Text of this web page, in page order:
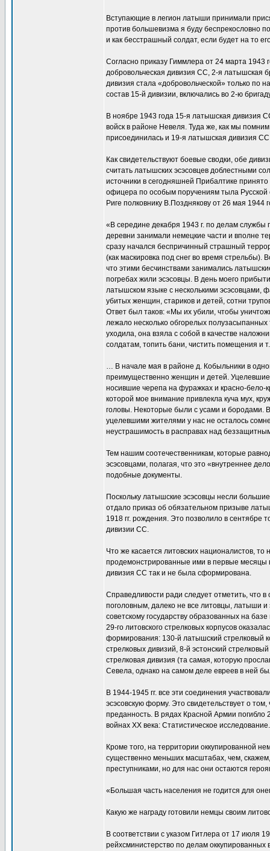
Вступающие в легион латыши принимали
против большевизма я буду беспрекословно
и как бесстрашный солдат, если будет на то
Согласно приказу Гиммлера от 24 марта
добровольческая дивизия СС, 2-я латышская
дивизия стала «добровольческой» только по
состав 15-й дивизии, включались во 2-ю
В ноябре 1943 года 15-я латышская дивизия
войск в районе Невеля. Туда же, как мы
присоединилась и 19-я латышская дивизия
Как свидетельствуют боевые сводки, обе
считать латышских эсэсовцев доблестными
источники в сегодняшней Прибалтике
офицера по особым поручениям тыла
Риге полковнику В.Позднякову от 26 мая 1944
«В середине декабря 1943 г. по делам
деревни занимали немецкие части и вполне
сразу начался беспричинный страшный
(как маскировка под снег во время
что этими бесчинствами занимались
погребах жили эсэсовцы. В день моего
латышском языке с несколькими эсэсовцами,
убитых женщин, стариков и детей, сотни
Ответ был таков: «Мы их убили, чтобы
лежало несколько обгорелых
уходила, она взяла с собой в качестве
солдатам, топить бани, чистить помещения и
… В начале мая в районе д. Кобыльники в
преимущественно женщин и детей.
носившие черепа на фуражках и красно-
которой мое внимание привлекла куча мух,
головы. Некоторые были с усами и бородами.
уцелевшими жителями у нас не осталось
неустрашимость в расправах над
Тем нашим соотечественникам, которые
эсэсовцами, полагая, что это «внутреннее
подобные документы.
Поскольку латышские эсэсовцы несли
отдало приказ об обязательном призыве
1918 гг. рождения. Это позволило в
дивизии СС.
Что же касается литовских националистов,
продемонстрированные ими в первые месяцы
дивизия СС так и не была сформирована.
Справедливости ради следует отметить, что
поголовным, далеко не все литовцы, латыши
советскому государству образованных на
29-го литовского стрелковых корпусов
формирования: 130-й латышский стрелковый
стрелковых дивизий, 8-й эстонский
стрелковая дивизия (та самая, которую
Севела, однако на самом деле евреев в ней
В 1944-1945 гг. все эти соединения
эсэсовскую форму. Это свидетельствует о
преданность. В рядах Красной Армии
войнах ХХ века: Статистическое
Кроме того, на территории оккупированной
существенно меньших масштабах, чем,
преступниками, но для нас они остаются
«Большая часть населения не годится для
Какую же награду готовили немцы своим
В соответствии с указом Гитлера от 17 июля
рейхсминистерство по делам